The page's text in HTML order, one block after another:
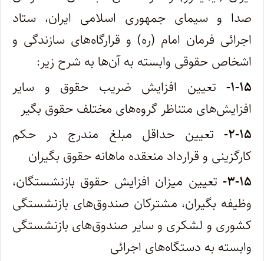
صدا و سیمای جمهوری اسلامی ایران، ستاد
اجرائی فرمان امام (ره) و قرارگاه‌های سازندگی و
اشخاص حقوقی وابسته به آن‌ها به شرح زیر:
۱-۱۵-
تعیین افزایش ضریب حقوق و سایر
افزایش‌های متناظر گروه‌های مختلف حقوق بگیر
۲-۱۵-
تعیین حداقل مبلغ مندرج در حکم
کارگزینی و قرارداد منعقده ماهانه حقوق بگیران
۳-۱۵- تعیین میزان افزایش حقوق بازنشستگان،
وظیفه بگیران، مشترکان صندوق‌های بازنشستگی
کشوری و لشکری و سایر صندوق‌های بازنشستگی
وابسته به دستگاه‌های اجرائی